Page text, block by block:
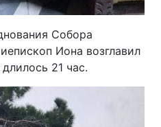
Собора
Иона возглавил
21 час.